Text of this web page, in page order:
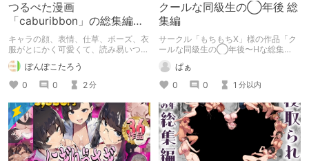
つるぺた漫画
「caburibbon」の総集編ま
とめ
キャラの顔、表情、仕草、ポーズ、衣
服がとにかく可愛くて、読み易いつる
ぺた漫画作品を供給してくれるサーク
ル「caburibbon」さんの総集編（パ
ック）作品だけをまとめました。定期
的に更新予定です。
ぽんぽこたろう
0
0 2分
クールな同級生の◯年後 総
集編
サークル「もちもちX」様の作品「ク
ールな同級生の◯年後〜Hな総集
編〜」の紹介
ぱぁ
0
0 1 分以内